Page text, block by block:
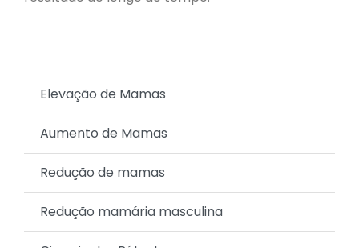
Elevação de Mamas
Aumento de Mamas
Redução de mamas
Redução mamária masculina